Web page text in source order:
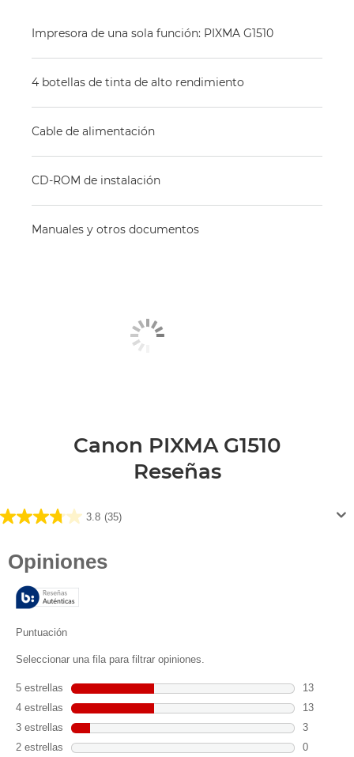
Impresora de una sola función: PIXMA G1510
4 botellas de tinta de alto rendimiento
Cable de alimentación
CD-ROM de instalación
Manuales y otros documentos
Canon PIXMA G1510
Reseñas
3.8 (35)
3.8
estrellas.
reseñas